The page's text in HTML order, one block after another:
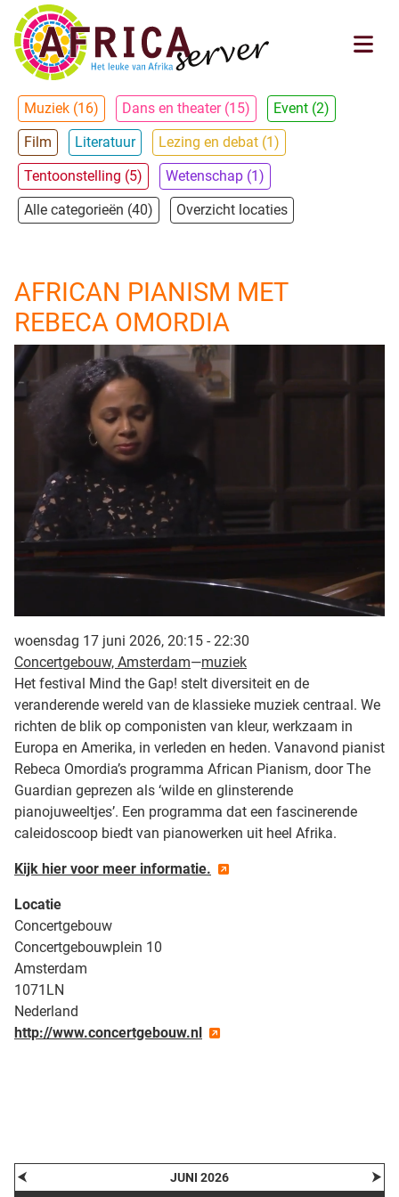
Muziek (16) Dans en theater (15)
Event (2)
Film
Literatuur
Lezing en debat (1)
Tentoonstelling (5)
Wetenschap (1)
Alle categorieën (40)
Overzicht locaties
AFRICAN PIANISM MET
REBECA OMORDIA
woensdag 17 juni 2026, 20:15 - 22:30
Concertgebouw, Amsterdam—muziek
Het festival Mind the Gap! stelt diversiteit en de
veranderende wereld van de klassieke muziek centraal. We
richten de blik op componisten van kleur, werkzaam in
Europa en Amerika, in verleden en heden. Vanavond pianist
Rebeca Omordia’s programma African Pianism, door The
Guardian geprezen als ‘wilde en glinsterende
pianojuweeltjes’. Een programma dat een fascinerende
caleidoscoop biedt van pianowerken uit heel Afrika.
Kijk hier voor meer informatie.
Locatie
Concertgebouw
Concertgebouwplein 10
Amsterdam
1071LN
Nederland
http://www.concertgebouw.nl
⮜ JUNI 2026 ⮞